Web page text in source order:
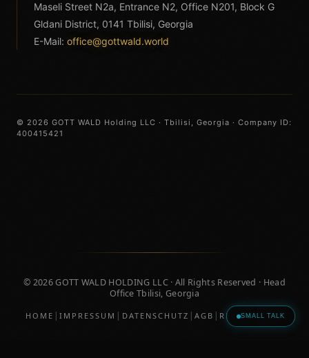
Maseli Street N2a, Entrance N2, Office N201, Block G
Gldani District, 0141 Tbilisi, Georgia
E-Mail: office@gottwald.world
© 2026 GOTT WALD Holding LLC · Tbilisi, Georgia · Company ID:
400415421
© 2026 GOTT WALD HOLDING LLC · All Rights Reserved · Head
Office Tbilisi, Georgia
HOME |IMPRESSUM | DATENSCHUTZ | AGB | RECHTLICHES
SMALL TALK